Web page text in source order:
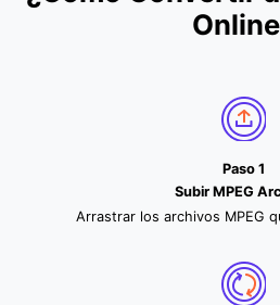
Paso 1
Subir MPEG
Arrastrar los archivos MPEG